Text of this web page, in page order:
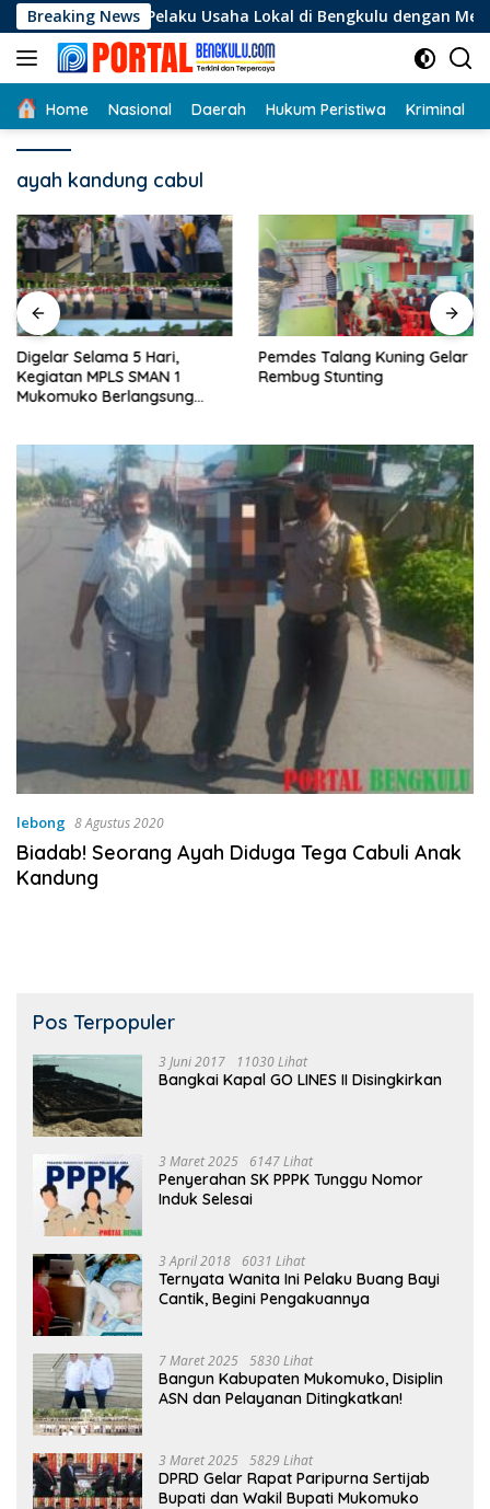
Langsung
ke
konten
Breaking News
Pelaku Usaha Lokal di Bengkulu dengan Meningkatkan
Home Nasional Daerah Hukum Peristiwa Kriminal
ayah kandung cabul
Digelar Selama 5 Hari,
Kegiatan MPLS SMAN 1
Mukomuko Berlangsung
Pemdes Talang Kuning Gelar
Rembug Stunting
lebong 8 Agustus 2020
Biadab! Seorang Ayah Diduga Tega Cabuli Anak
Kandung
Pos Terpopuler
3 Juni 2017 11030 Lihat
Bangkai Kapal GO LINES II Disingkirkan
3 Maret 2025 6147 Lihat
Penyerahan SK PPPK Tunggu Nomor
Induk Selesai
3 April 2018 6031 Lihat
Ternyata Wanita Ini Pelaku Buang Bayi
Cantik, Begini Pengakuannya
7 Maret 2025 5830 Lihat
Bangun Kabupaten Mukomuko, Disiplin
ASN dan Pelayanan Ditingkatkan!
3 Maret 2025 5829 Lihat
DPRD Gelar Rapat Paripurna Sertijab
Bupati dan Wakil Bupati Mukomuko